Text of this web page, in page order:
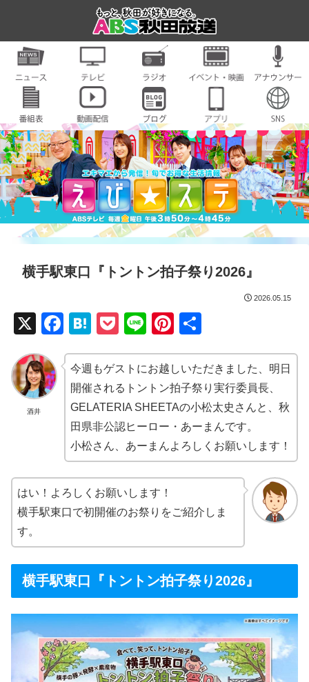
横手駅東口『トントン拍子祭り2026』
2026.05.15
X
F
c
e
b
o
o
k
H
e
n
a
P
ck
et
Li
e
Pi
er
e
st
酒井
今週もゲストにお越しいただきました、明日
開催されるトントン拍子祭り実行委員長、
GELATERIA SHEETAの小松太史さんと、秋
田県非公認ヒーロー・あーまんです。
小松さん、あーまんよろしくお願いします！
はい！よろしくお願いします！
横手駅東口で初開催のお祭りをご紹介しま
す。
横手駅東口『トントン拍子祭り2026』